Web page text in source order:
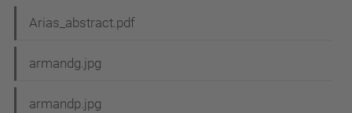
Arias_abstract.pdf
armandg.jpg
armandp.jpg